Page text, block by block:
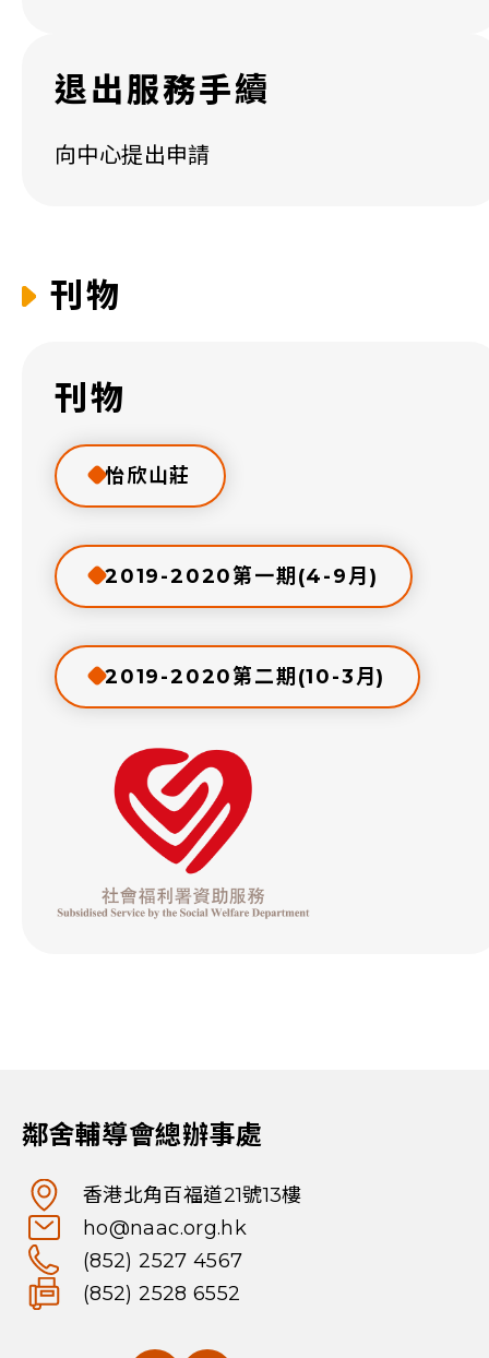
退出服務手續
向中心提出申請
刊物
刊物
怡欣山莊
2019-2020第一期(4-9月)
2019-2020第二期(10-3月)
鄰舍輔導會總辦事處
香港北角百福道21號13樓
ho@naac.org.hk
(852) 2527 4567
(852) 2528 6552